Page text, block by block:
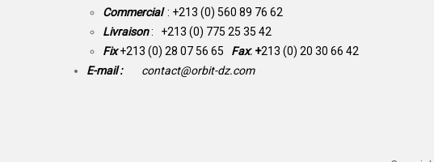
Commercial : +213 (0) 560 89 76 62
Livraison: +213 (0) 775 25 35 42
Fix +213 (0) 28 07 56 65 Fax: +213 (0) 20 30 66 42
E-mail :
contact@orbit-dz.com